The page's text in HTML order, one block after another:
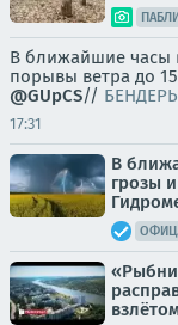
В ближайшие часы
порывы ветра до
@GUpCS//
17:31
В
грозы
ОФИЦ.